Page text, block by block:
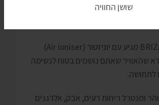
רק מצנן אוויר
יוניזטור
(Air ioniser)
שהאוויר שאתם נושמים בטוח לנשימה
לתחושה.
ומנטרל ריחות רעים, אבק, אלרגנים